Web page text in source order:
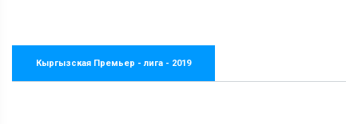
Кыргызская Премьер - лига - 2019